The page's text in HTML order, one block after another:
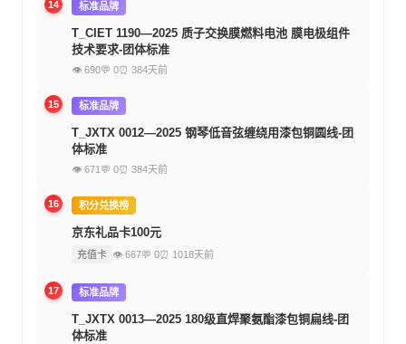
14 标准品牌
T_CIET 1190—2025 质子交换膜燃料电池 膜电极组件
技术要求-团体标准
👁 690💬 0⏰ 384天前
15 标准品牌
T_JXTX 0012—2025 钢琴低音弦缠绕用漆包铜圆线-团
体标准
👁 671 💬 0⏰ 384天前
16 积分兑换榜
京东礼品卡100元
充值卡 👁 667💬 0⏰ 1018天前
17 标准品牌
T_JXTX 0013—2025 180级直焊聚氨酯漆包铜扁线-团
体标准